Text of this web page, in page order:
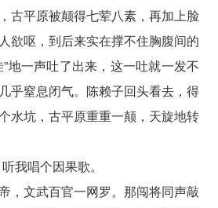
古平原被颠得七荤八素，再加上脸
欲呕，到后来实在撑不住胸腹间的
地一声吐了出来，这一吐就一发不
乎窒息闭气。陈赖子回头看去，得
水坑，古平原重重一颠，天旋地转
我唱个因果歌。
，文武百官一网罗。那闯将同声敲